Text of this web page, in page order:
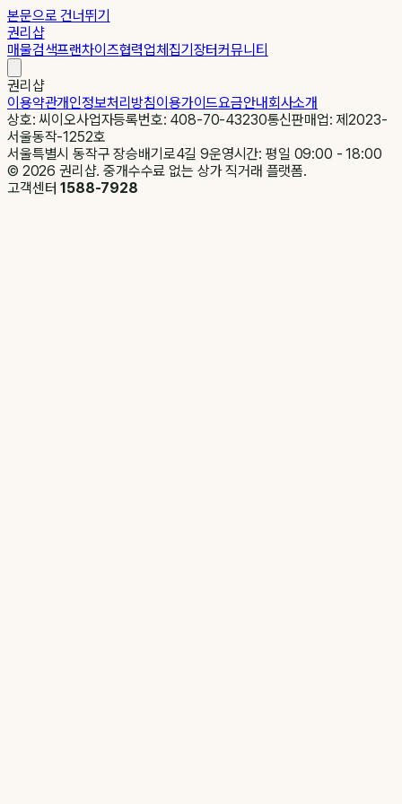
본문으로 건너뛰기
권리샵
매물검색프랜차이즈협력업체집기장터커뮤니티
권리샵
이용약관개인정보처리방침이용가이드요금안내회사소개
상호: 씨이오사업자등록번호: 408-70-43230통신판매업: 제2023-
서울동작-1252호
서울특별시 동작구 장승배기로4길 9운영시간: 평일 09:00 - 18:00
© 2026 권리샵. 중개수수료 없는 상가 직거래 플랫폼.
고객센터1588-7928